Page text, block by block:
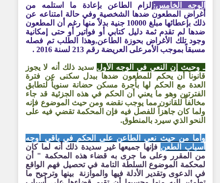
الوجه الخامس: إلزام الطاعن بإعادة ما استلمه من
أغراض المطعون ضدها الشخصية وفي حالة امتناعه عن
ذلك بإعطائها مبلغ 10000 جنية بدلاً منها رغم أن المطعون
ضدها لم تقدم ثمة دليل كتابي أو فواتير أو حتى إمكانية
وجود تلك الأغراض بحوزة الطاعن,وهذا الطلب تم فصله
مسبقاً بموجب الأمرعلى العريضة رقم 213 لسنة 2016 .
ـ وحيث إن النعي في الوجه الأول سديد ذلك أنه لا يجوز
قانوناً أن يحكم للمطعون ضدها ببدل سكنى عن فترة
العدة مع الحكم لها بأجرة مسكن حضانة سنوياً لتطابق
الفترتين وهو ما يعني أن الحكم في هذه الجزئية قد جاء
مخالفاً للقانون مما يوجب نقضه ومن حيث الموضوع فإنه
ولما كان جاهزاً للفصل فيه فإن المحكمة تقضي فيه على
النحو الذي سيرد بالمنطوق.
وأما من حيث نعي الطاعن على الحكم في باقي أوجه
أسباب الطعن فإنها جميعها غير سديدة ذلك أنه لما كان
من المقرر وعلى ما جرى به قضاء هذه المحكمة " أن
لمحكمة الموضوع السلطة التامة في تحصيل فهم الواقع
في الدعوى وتقدير الأدلة فيها والموازنة
بينها وترجيح ما